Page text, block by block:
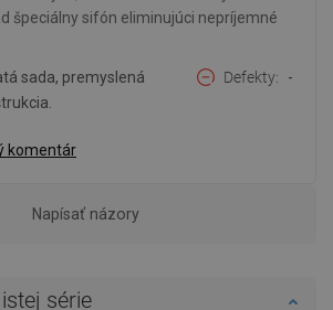
špeciálny sifón eliminujúci nepríjemné
sada, premyslená
Defekty -
komentár
Napísať názory
série